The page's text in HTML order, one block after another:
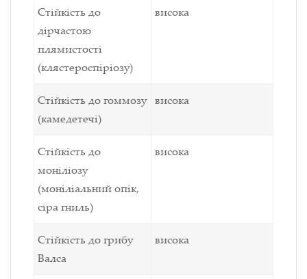
Стійкість до
дірчастою
плямистості
(клястероспіріозу)
висока
Стійкість до гоммозу
(камедетечі)
висока
Стійкість до
моніліозу
(моніліальний опік,
сіра гниль)
висока
Стійкість до грибу
Валса
висока